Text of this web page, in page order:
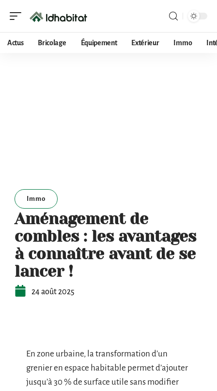
Actus Bricolage Équipement Extérieur Immo
Immo
Aménagement de
combles : les avantages
à connaître avant de se
lancer !
24 août 2025
En zone urbaine, la transformation d’un
grenier en espace habitable permet d’ajouter
jusqu’à 30 % de surface utile sans modifier